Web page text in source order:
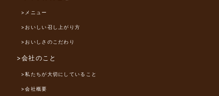
>メニュー
>おいしい召し上がり方
>おいしさのこだわり
>会社のこと
>私たちが大切にしていること
>会社概要